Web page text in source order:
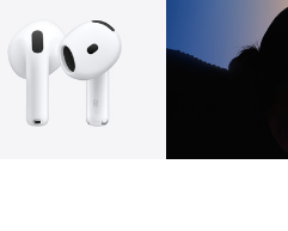
Beeldmateriaal